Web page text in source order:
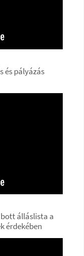
és pályázás
álláslista a
érdekében